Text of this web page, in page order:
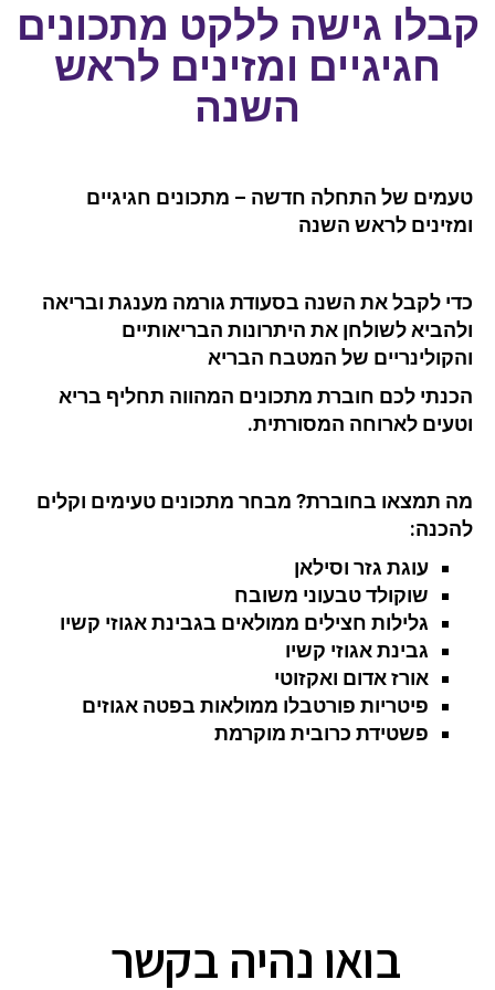
קבלו גישה ללקט מתכונים
חגיגיים ומזינים לראש
השנה
טעמים של התחלה חדשה – מתכונים חגיגיים
ומזינים לראש השנה
כדי לקבל את השנה בסעודת גורמה מענגת ובריאה
ולהביא לשולחן את היתרונות הבריאותיים
והקולינריים של המטבח הבריא
הכנתי לכם חוברת מתכונים המהווה תחליף בריא
וטעים לארוחה המסורתית.
מה תמצאו בחוברת? מבחר מתכונים טעימים וקלים
להכנה:
עוגת גזר וסילאן
שוקולד טבעוני משובח
גלילות חצילים ממולאים בגבינת אגוזי קשיו
גבינת אגוזי קשיו
אורז אדום ואקזוטי
פיטריות פורטבלו ממולאות בפטה אגוזים
פשטידת כרובית מוקרמת
בואו נהיה בקשר